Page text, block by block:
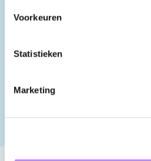
Voorkeuren
Statistieken
Marketinginfo@tss.nl